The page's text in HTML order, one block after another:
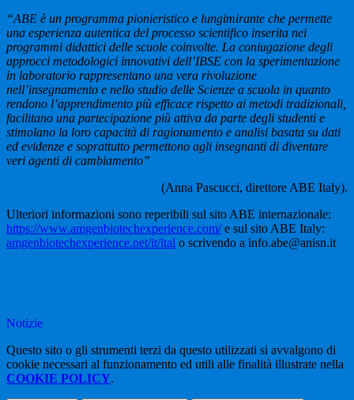
“ABE è un programma pionieristico e lungimirante che permette
una esperienza autentica del processo scientifico inserita nei
programmi didattici delle scuole coinvolte. La coniugazione degli
approcci metodologici innovativi dell’IBSE con la sperimentazione
in laboratorio rappresentano una vera rivoluzione
nell’insegnamento e nello studio delle Scienze a scuola in quanto
rendono l’apprendimento più efficace rispetto ai metodi tradizionali,
facilitano una partecipazione più attiva da parte degli studenti e
stimolano la loro capacità di ragionamento e analisi basata su dati
ed evidenze e soprattutto permettono agli insegnanti di diventare
veri agenti di cambiamento”
(Anna Pascucci, direttore ABE Italy).
Ulteriori informazioni sono reperibili sul sito ABE internazionale:
https://www.amgenbiotechexperience.com/e sul sito ABE Italy:
amgenbiotechexperience.net/it/ital o scrivendo a info.abe@anisn.it
Notizie
Questo sito o gli strumenti terzi da questo utilizzati si avvalgono di
cookie necessari al funzionamento ed utili alle finalità illustrate nella
COOKIE POLICY.